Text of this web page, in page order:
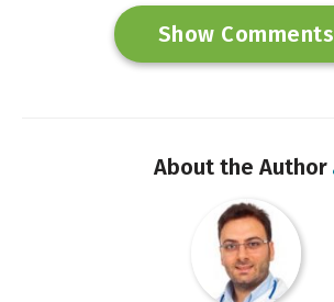
Show Comments
About the Author